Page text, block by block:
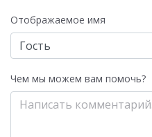
Отображаемое имя
Чем мы можем вам помочь?